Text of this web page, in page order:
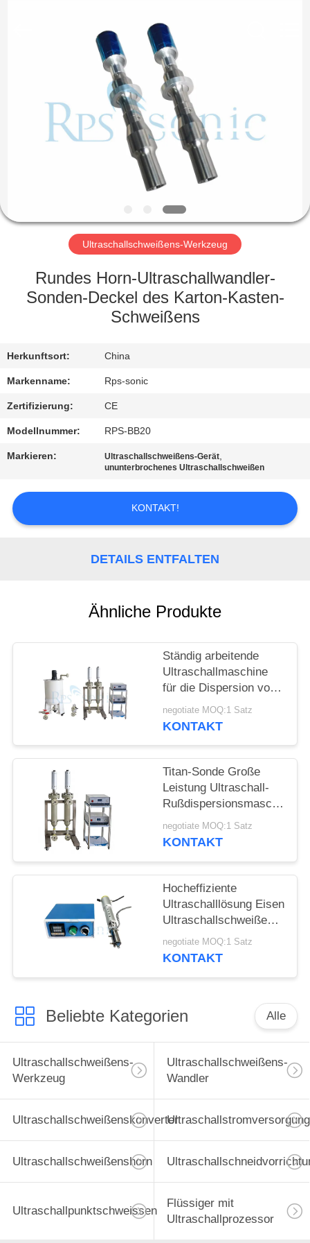
PRODUKTE
FABRIK-
AUSFLUG
QUALITÄTSKONTROLLE
SIE
MIT
UNS
IN
VERBINDUNG
NACHRICHTEN
Ultraschallschweißens-Werkzeug
Rundes Horn-Ultraschallwandler-
Sonden-Deckel des Karton-Kasten-
Schweißens
Herkunftsort: China
Markenname: Rps-sonic
Zertifizierung: CE
Modellnummer: RPS-BB20
Markieren: Ultraschallschweißens-Gerät,
ununterbrochenes Ultraschallschweißen
KONTAKT!
DETAILS ENTFALTEN
Ähnliche Produkte
Ständig arbeitende
Ultraschallmaschine
für die Dispersion von
Graphen
negotiate MOQ:1 Satz
KONTAKT
Titan-Sonde Große
Leistung Ultraschall-
Rußdispersionsmaschine
Ultraschall-
Homogenisatormaschine
negotiate MOQ:1 Satz
KONTAKT
Hocheffiziente
Ultraschalllösung Eisen
Ultraschallschweißen
von Glas für die
Bauindustrie
negotiate MOQ:1 Satz
KONTAKT
Beliebte Kategorien Alle
Ultraschallschweißens-
Werkzeug
Ultraschallschweißens-
Wandler
UltraschallschweißenskonverterUltraschallstromversorgung
Ultraschallschweißenshorn
Ultraschallpunktschweissen
Flüssiger mit
Ultraschallprozessor